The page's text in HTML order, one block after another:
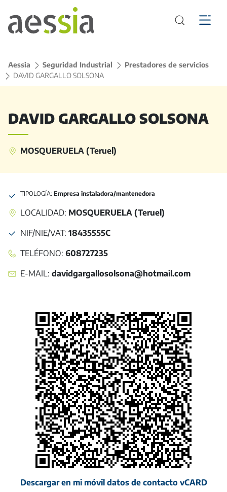
Aessia > Seguridad Industrial > Prestadores de servicios
DAVID GARGALLO SOLSONA
DAVID GARGALLO SOLSONA
MOSQUERUELA (Teruel)
TIPOLOGÍA: Empresa instaladora/mantenedora
LOCALIDAD: MOSQUERUELA (Teruel)
NIF/NIE/VAT: 18435555C
TELÉFONO: 608727235
E-MAIL: davidgargallosolsona@hotmail.com
Descargar en mi móvil datos de contacto vCARD